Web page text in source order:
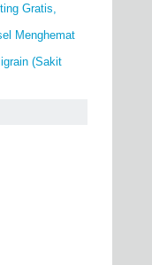
Gratis,
Menghemat
(Sakit